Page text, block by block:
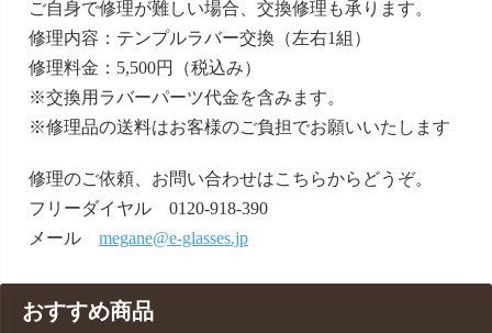
ご自身で修理が難しい場合、交換修理も承ります。
修理内容：テンプルラバー交換（左右1組）
修理料金：5,500円（税込み）
※交換用ラバーパーツ代金を含みます。
※修理品の送料はお客様のご負担でお願いいたします
修理のご依頼、お問い合わせはこちらからどうぞ。
フリーダイヤル 0120-918-390
メール megane@e-glasses.jp
おすすめ商品